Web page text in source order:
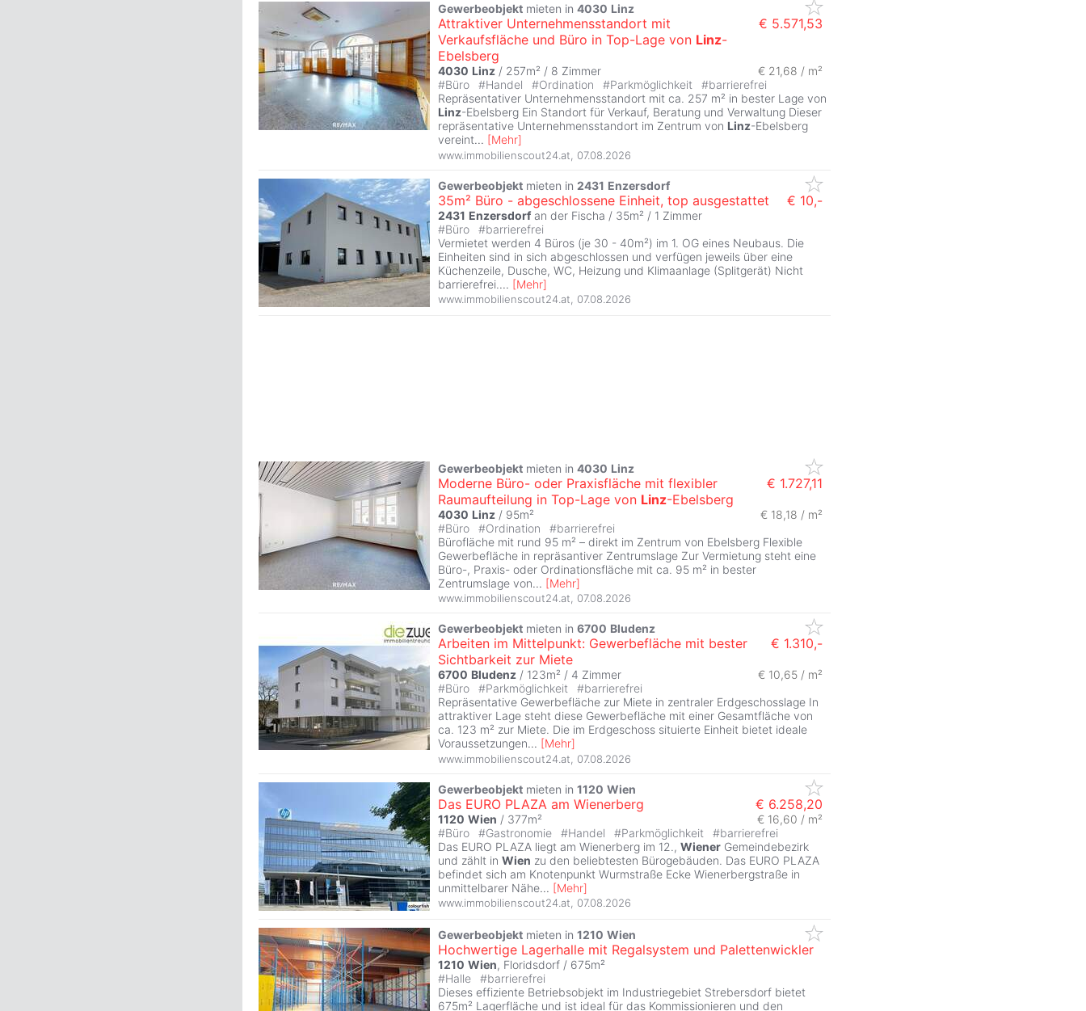
Gewerbeobjekt mieten in 4030 Linz
Attraktiver Unternehmensstandort mit
Verkaufsfläche und Büro in Top-Lage von Linz-
Ebelsberg
€ 5.571,53
4030 Linz / 257m² / 8 Zimmer
€ 21,68 / m²
#Büro #Handel #Ordination #Parkmöglichkeit #barrierefrei
Repräsentativer Unternehmensstandort mit ca. 257 m² in bester Lage von
Linz-Ebelsberg Ein Standort für Verkauf, Beratung und Verwaltung Dieser
repräsentative Unternehmensstandort im Zentrum von Linz-Ebelsberg
vereint... [Mehr]
www.immobilienscout24.at 07.08.2026
Gewerbeobjekt mieten in 2431 Enzersdorf
35m² Büro - abgeschlossene Einheit, top ausgestattet € 10,-
2431 Enzersdorf an der Fischa / 35m² / 1 Zimmer
#Büro #barrierefrei
Vermietet werden 4 Büros (je 30 - 40m²) im 1. OG eines Neubaus. Die
Einheiten sind in sich abgeschlossen und verfügen jeweils über eine
Küchenzeile, Dusche, WC, Heizung und Klimaanlage (Splitgerät) Nicht
barrierefrei.... [Mehr]
www.immobilienscout24.at 07.08.2026
Gewerbeobjekt mieten in 4030 Linz
Moderne Büro- oder Praxisfläche mit flexibler
Raumaufteilung in Top-Lage von Linz-Ebelsberg
€ 1.727,11
4030 Linz / 95m²
€ 18,18 / m²
#Büro #Ordination #barrierefrei
Bürofläche mit rund 95 m² – direkt im Zentrum von Ebelsberg Flexible
Gewerbefläche in repräsantiver Zentrumslage Zur Vermietung steht eine
Büro-, Praxis- oder Ordinationsfläche mit ca. 95 m² in bester
Zentrumslage von... [Mehr]
www.immobilienscout24.at 07.08.2026
Gewerbeobjekt mieten in 6700 Bludenz
Arbeiten im Mittelpunkt: Gewerbefläche mit bester
Sichtbarkeit zur Miete
€ 1.310,-
6700 Bludenz / 123m² / 4 Zimmer
€ 10,65 / m²
#Büro #Parkmöglichkeit #barrierefrei
Repräsentative Gewerbefläche zur Miete in zentraler Erdgeschosslage In
attraktiver Lage steht diese Gewerbefläche mit einer Gesamtfläche von
ca. 123 m² zur Miete. Die im Erdgeschoss situierte Einheit bietet ideale
Voraussetzungen... [Mehr]
www.immobilienscout24.at 07.08.2026
Gewerbeobjekt mieten in 1120 Wien
Das EURO PLAZA am Wienerberg € 6.258,20
1120 Wien / 377m²
€ 16,60 / m²
#Büro #Gastronomie #Handel #Parkmöglichkeit #barrierefrei
Das EURO PLAZA liegt am Wienerberg im 12., Wiener Gemeindebezirk
und zählt in Wien zu den beliebtesten Bürogebäuden. Das EURO PLAZA
befindet sich am Knotenpunkt Wurmstraße Ecke Wienerbergstraße in
unmittelbarer Nähe... [Mehr]
www.immobilienscout24.at, 07.08.2026
Gewerbeobjekt mieten in 1210 Wien
Hochwertige Lagerhalle mit Regalsystem und Palettenwickler
1210 Wien, Floridsdorf / 675m²
#Halle #barrierefrei
Dieses effiziente Betriebsobjekt im Industriegebiet Strebersdorf bietet
675m² Lagerfläche und ist ideal für das Kommissionieren und den